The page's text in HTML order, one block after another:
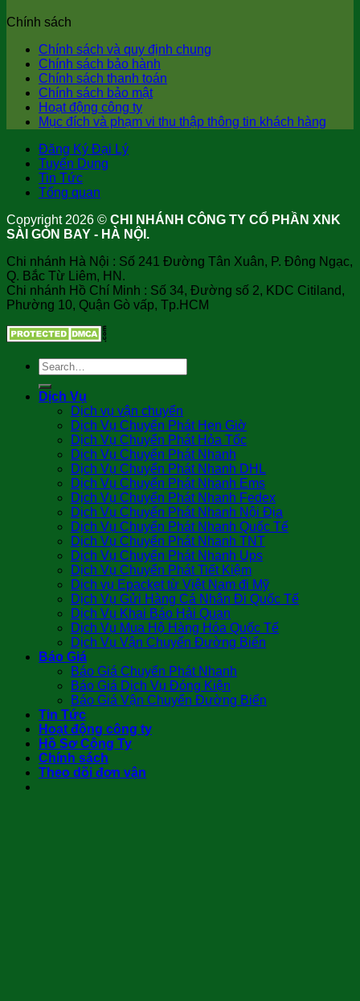
Chính sách
Chính sách và quy định chung
Chính sách bảo hành
Chính sách thanh toán
Chính sách bảo mật
Hoạt động công ty
Mục đích và phạm vi thu thập thông tin khách hàng
Đăng Ký Đại Lý
Tuyển Dụng
Tin Tức
Tổng quan
Copyright 2026 © CHI NHÁNH CÔNG TY CỔ PHẦN XNK
SÀI GÒN BAY - HÀ NỘI.
Chi nhánh Hà Nội : Số 241 Đường Tân Xuân, P. Đông Ngạc,
Q. Bắc Từ Liêm, HN.
Chi nhánh Hồ Chí Minh : Số 34, Đường số 2, KDC Citiland,
Phường 10, Quận Gò vấp, Tp.HCM
Dịch Vụ
Dịch vụ vận chuyển
Dịch Vụ Chuyển Phát Hẹn Giờ
Dịch Vụ Chuyển Phát Hỏa Tốc
Dịch Vụ Chuyển Phát Nhanh
Dịch Vụ Chuyển Phát Nhanh DHL
Dịch Vụ Chuyển Phát Nhanh Ems
Dịch Vụ Chuyển Phát Nhanh Fedex
Dịch Vụ Chuyển Phát Nhanh Nội Địa
Dịch Vụ Chuyển Phát Nhanh Quốc Tế
Dịch Vụ Chuyển Phát Nhanh TNT
Dịch Vụ Chuyển Phát Nhanh Ups
Dịch Vụ Chuyển Phát Tiết Kiệm
Dịch vụ Epacket từ Việt Nam đi Mỹ
Dịch Vụ Gửi Hàng Cá Nhân Đi Quốc Tế
Dịch Vụ Khai Báo Hải Quan
Dịch Vụ Mua Hộ Hàng Hóa Quốc Tế
Dịch Vụ Vận Chuyển Đường Biển
Báo Giá
Báo Giá Chuyển Phát Nhanh
Báo Giá Dịch Vụ Đóng Kiện
Báo Giá Vận Chuyển Đường Biển
Tin Tức
Hoạt động công ty
Hồ Sơ Công Ty
Chính sách
Theo dõi đơn vận